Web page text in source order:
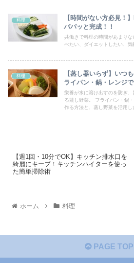
料理
【時間がない方必見！
パパッと完成！！
共働きで料理の時間があまり
べたい、ダイエットしたい、気
料理
【蒸し器いらず】いつ
ライパン・鍋・レンジ
栄養が水に溶け出すのを防ぎ
る蒸し野菜。 フライパン・鍋
作る方法と、蒸し野菜を活用し
【週1回・10分でOK】キッチン排水口を
綺麗にキープ！キッチンハイターを使っ
た簡単掃除術
ホーム 料理
PAGE TOP